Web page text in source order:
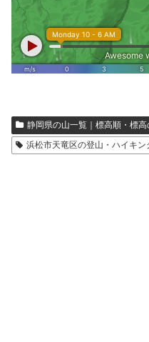
静岡県の山一覧｜標高順・標
浜松市天竜区の登山・ハイキン